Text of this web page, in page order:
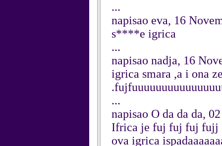
...
napisao eva, 16
s****e igrica
...
napisao nadja, 16
igrica smara ,a i ona
...
napisao O da da da,
Ifrica je fuj fuj fuj fujj
ova igrica